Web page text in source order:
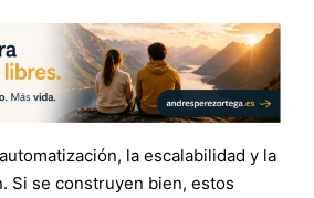
la escalabilidad y la
Si se construyen bien, estos